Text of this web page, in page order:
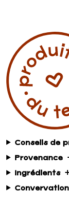
Conseils de
Provenance
Ingrédients
Convervation